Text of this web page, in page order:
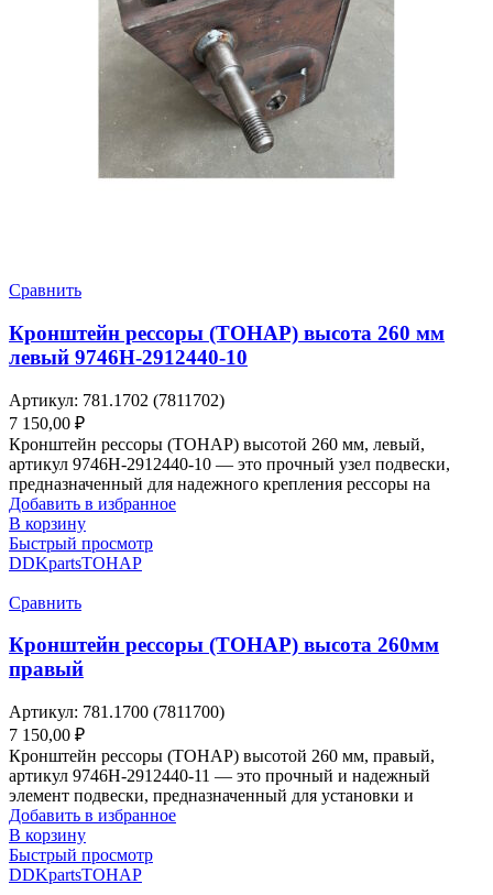
Сравнить
Кронштейн рессоры (ТОНАР) высота 260 мм
левый 9746H-2912440-10
Артикул: 781.1702 (7811702)
7 150,00 ₽
Кронштейн рессоры (ТОНАР) высотой 260 мм, левый,
артикул 9746H-2912440-10 — это прочный узел подвески,
предназначенный для надежного крепления рессоры на
Добавить в избранное
В корзину
Быстрый просмотр
DDKpartsТОНАР
Сравнить
Кронштейн рессоры (ТОНАР) высота 260мм
правый
Артикул: 781.1700 (7811700)
7 150,00 ₽
Кронштейн рессоры (ТОНАР) высотой 260 мм, правый,
артикул 9746H-2912440-11 — это прочный и надежный
элемент подвески, предназначенный для установки и
Добавить в избранное
В корзину
Быстрый просмотр
DDKpartsТОНАР